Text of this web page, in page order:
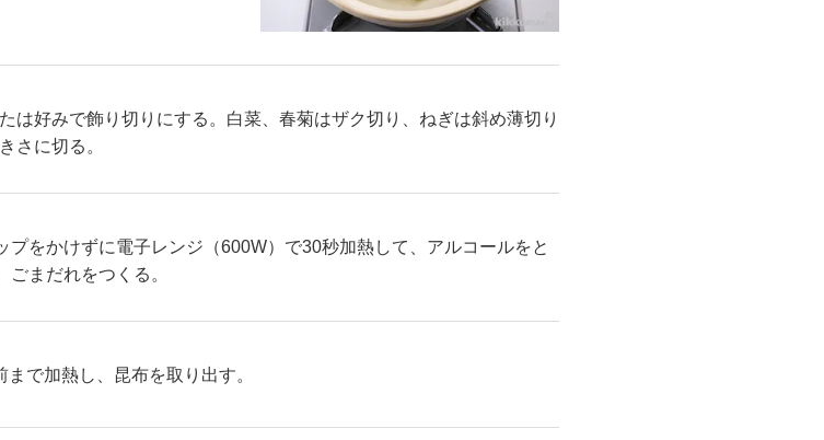
は好みで飾り切りにする。白菜、春菊はザク切り、ねぎは斜め薄切り
さに切る。
プをかけずに電子レンジ（600W）で30秒加熱して、アルコールをと
まだれをつくる。
で加熱し、昆布を取り出す。